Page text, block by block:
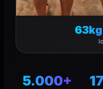
5.000+